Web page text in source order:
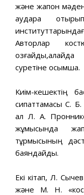
және жапон
аудара
Авторлар
суретіне қосымша.
Киім-кешектің
сипаттамасы С.
ал Л. А.
жұмысында
тұрмысының
баяндайды.
Екі кітап, Л.
және М. Н.